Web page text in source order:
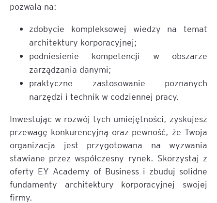
pozwala na:
zdobycie kompleksowej wiedzy na temat
architektury korporacyjnej;
podniesienie kompetencji w obszarze
zarządzania danymi;
praktyczne zastosowanie poznanych
narzędzi i technik w codziennej pracy.
Inwestując w rozwój tych umiejętności, zyskujesz
przewagę konkurencyjną oraz pewność, że Twoja
organizacja jest przygotowana na wyzwania
stawiane przez współczesny rynek. Skorzystaj z
oferty EY Academy of Business i zbuduj solidne
fundamenty architektury korporacyjnej swojej
firmy.